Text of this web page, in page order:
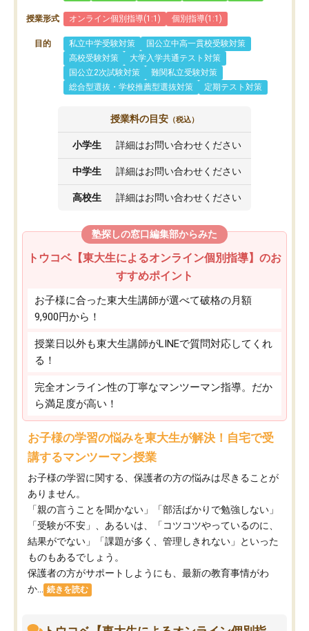
授業形式 オンライン個別指導(1:1) 個別指導(1:1)
目的 私立中学受験対策
国公立中高一貫校受験対策
高校受験対策
大学入学共通テスト対策
国公立2次試験対策
難関私立受験対策
総合型選抜・学校推薦型選抜対策
定期テスト対策
授業料の目安 （税込）
小学生 詳細はお問い合わせください
中学生 詳細はお問い合わせください
高校生 詳細はお問い合わせください
塾探しの窓口編集部からみた
トウコベ【東大生によるオンライン個別指導】のお
すすめポイント
お子様に合った東大生講師が選べて破格の月額
9,900円から！
授業日以外も東大生講師がLINEで質問対応してくれ
る！
完全オンライン性の丁寧なマンツーマン指導。だか
ら満足度が高い！
お子様の学習の悩みを東大生が解決！自宅で受
講するマンツーマン授業
お子様の学習に関する、保護者の方の悩みは尽きることが
ありません。
「親の言うことを聞かない」「部活ばかりで勉強しない」
「受験が不安」、あるいは、「コツコツやっているのに、
結果がでない」「課題が多く、管理しきれない」といった
ものもあるでしょう。
保護者の方がサポートしようにも、最新の教育事情がわ
か...
続きを読む